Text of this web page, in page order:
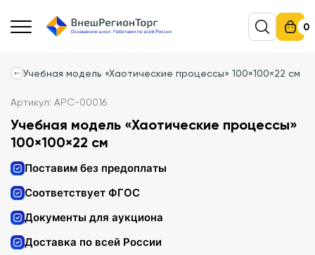
0
Учебная модель «Хаотические процессы» 100×100×22 см
Артикул: АРС-00016
Учебная модель «Хаотические процессы»
100×100×22 см
Поставим без предоплаты
Соответствует ФГОС
Документы для аукциона
Доставка по всей России